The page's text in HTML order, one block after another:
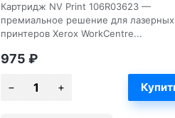
Картридж NV Print 106R03623 —
премиальное решение для лазерных
принтеров Xerox WorkCentre...
975 ₽